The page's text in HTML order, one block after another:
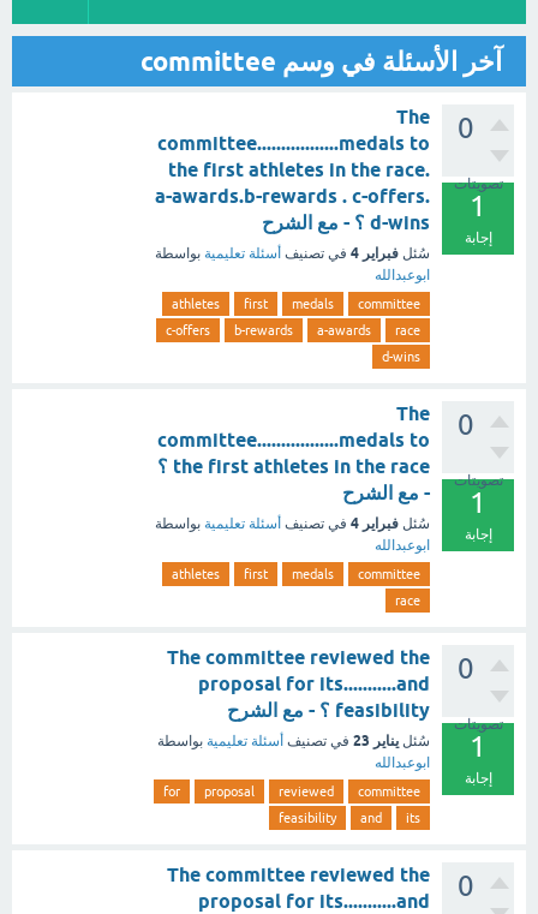
آخر الأسئلة في وسم committee
0
تصويتات
1
إجابة
The
committee.................medals to
the first athletes in the race.
a-awards.b-rewards . c-offers.
d-wins ؟ - مع الشرح
سُئل فبراير 4 في تصنيف أسئلة تعليمية بواسطة
ابوعبدالله
committee
medals
first
athletes
race
a-awards
b-rewards
c-offers
d-wins
0
تصويتات
1
إجابة
The
committee.................medals to
the first athletes in the race ؟
- مع الشرح
سُئل فبراير 4 في تصنيف أسئلة تعليمية بواسطة
ابوعبدالله
committee
medals
first
athletes
race
0
تصويتات
1
إجابة
The committee reviewed the
proposal for its...........and
feasibility ؟ - مع الشرح
سُئل يناير 23 في تصنيف أسئلة تعليمية بواسطة
ابوعبدالله
committee
reviewed
proposal
for
its
and
feasibility
0
The committee reviewed the
proposal for its...........and